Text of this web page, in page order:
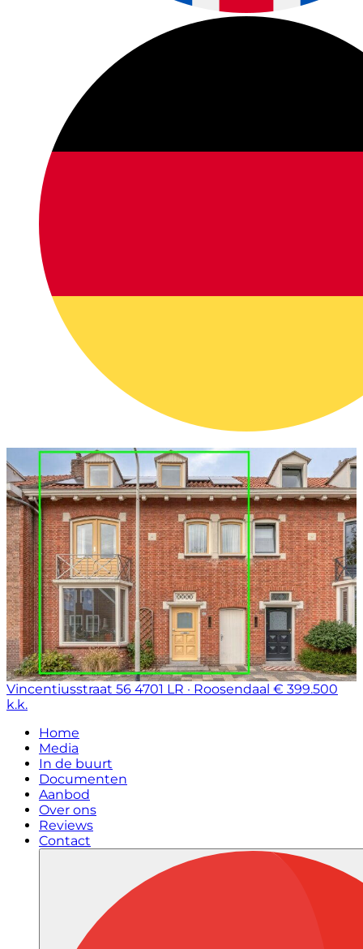
Vincentiusstraat 56 4701 LR · Roosendaal € 399.500
k.k.
Home
Media
In de buurt
Documenten
Aanbod
Over ons
Reviews
Contact